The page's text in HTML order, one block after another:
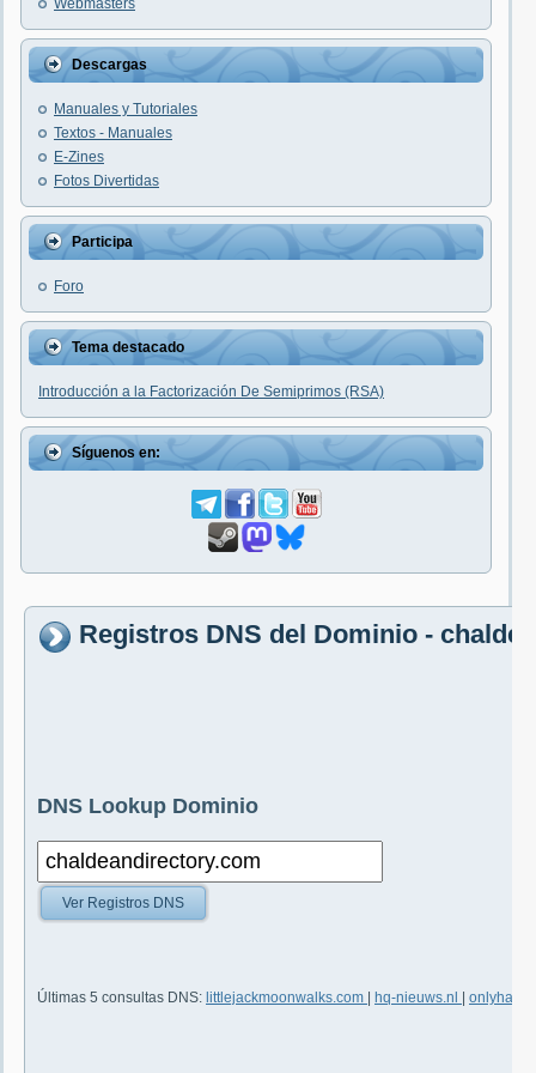
Webmasters
Descargas
Manuales y Tutoriales
Textos - Manuales
E-Zines
Fotos Divertidas
Participa
Foro
Tema destacado
Introducción a la Factorización De Semiprimos (RSA)
Síguenos en:
Registros DNS del Dominio -
DNS Lookup Dominio
Ver Registros DNS
Últimas 5 consultas DNS: littlejackmoonwalks.com hq-nieuws.nl